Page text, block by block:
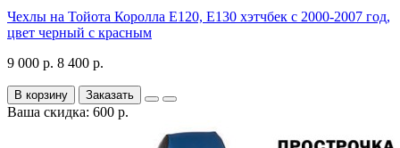
Чехлы на Тойота Королла Е120, Е130 хэтчбек с 2000-2007 год,
цвет черный с красным
9 000 р. 8 400 р.
В корзину Заказать
Ваша скидка: 600 р.